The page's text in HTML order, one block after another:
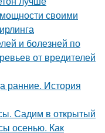
своими
и болезней по
от вредителей
ранние. История
Садим в открытый
осенью. Как